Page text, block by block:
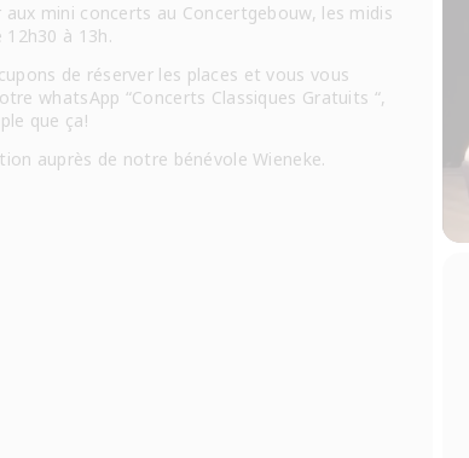
aux mini concerts au Concertgebouw, les midis
12h30 à 13h.
de réserver les places et vous vous
whatsApp “Concerts Classiques Gratuits “,
que ça!
auprès de notre bénévole Wieneke.